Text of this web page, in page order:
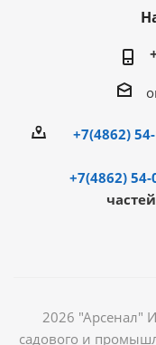
+7(4862)
+7(4862) 54-
2026 "Арсенал"
садового и